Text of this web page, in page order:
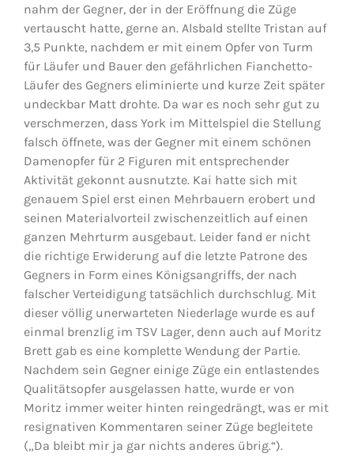
nahm der Gegner, der in der Eröffnung die Züge
vertauscht hatte, gerne an. Alsbald stellte Tristan auf
3,5 Punkte, nachdem er mit einem Opfer von Turm
für Läufer und Bauer den gefährlichen Fianchetto-
Läufer des Gegners eliminierte und kurze Zeit später
undeckbar Matt drohte. Da war es noch sehr gut zu
verschmerzen, dass York im Mittelspiel die Stellung
falsch öffnete, was der Gegner mit einem schönen
Damenopfer für 2 Figuren mit entsprechender
Aktivität gekonnt ausnutzte. Kai hatte sich mit
genauem Spiel erst einen Mehrbauern erobert und
seinen Materialvorteil zwischenzeitlich auf einen
ganzen Mehrturm ausgebaut. Leider fand er nicht
die richtige Erwiderung auf die letzte Patrone des
Gegners in Form eines Königsangriffs, der nach
falscher Verteidigung tatsächlich durchschlug. Mit
dieser völlig unerwarteten Niederlage wurde es auf
einmal brenzlig im TSV Lager, denn auch auf Moritz
Brett gab es eine komplette Wendung der Partie.
Nachdem sein Gegner einige Züge ein entlastendes
Qualitätsopfer ausgelassen hatte, wurde er von
Moritz immer weiter hinten reingedrängt, was er mit
resignativen Kommentaren seiner Züge begleitete
(„Da bleibt mir ja gar nichts anderes übrig.“).